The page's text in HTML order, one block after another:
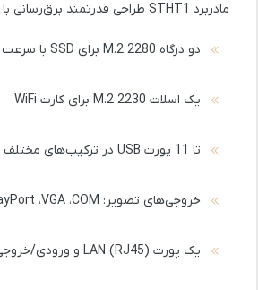
مادربرد STHT1 طراحی قدرتمند برق‌رسانی با
دو درگاه M.2 2280 برای SSD با سرعت PCIe 4.0 x4
یک اسلات M.2 2230 برای کارت WiFi
تا 11 پورت USB در ترکیب‌های مختلف (USB 3.2 Gen1 ،Gen2 ،Type-C و USB 2.0)
خروجی‌های تصویر: HDMI ،DisplayPort ،VGA ،COM و پشتیبانی از eDP برای چند نمایشگر
یک پورت LAN (RJ45) و ورودی/خروجی هدفون/میکروفون